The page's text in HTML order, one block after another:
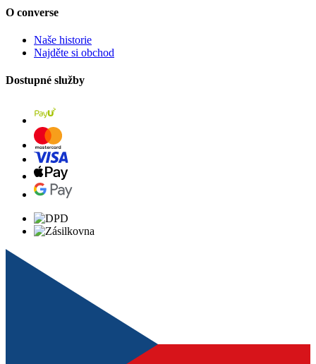
O converse
Naše historie
Najděte si obchod
Dostupné služby